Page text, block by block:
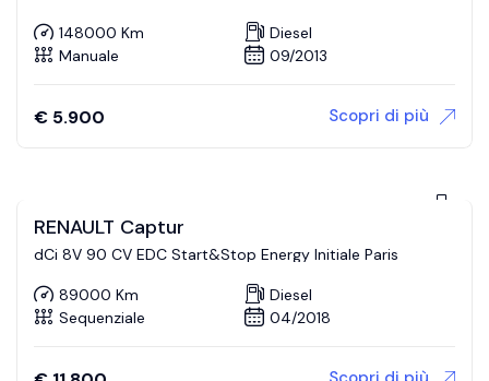
148000 Km
Diesel
Manuale
09/2013
€ 5.900 Scopri di più
RENAULT Captur
dCi 8V 90 CV EDC Start&Stop Energy Initiale Paris
89000 Km
Diesel
Sequenziale
04/2018